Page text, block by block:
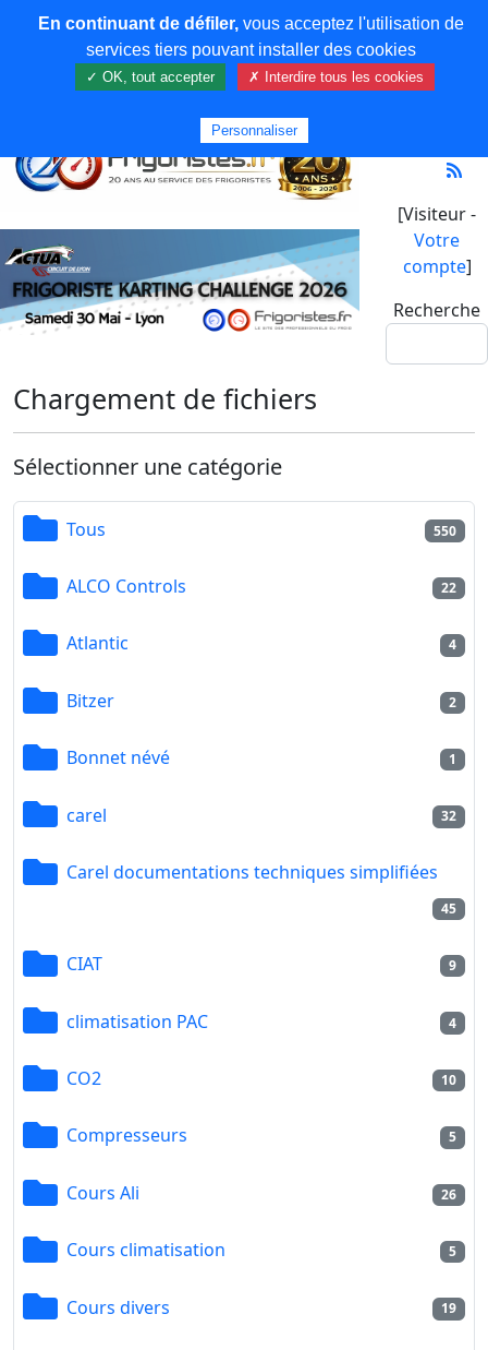
[Visiteur -
Votre
compte]
Recherche
Chargement de fichiers
Sélectionner une catégorie
Tous 550
ALCO Controls 22
Atlantic 4
Bitzer 2
Bonnet névé 1
carel 32
Carel documentations techniques simplifiées
45
CIAT 9
climatisation PAC 4
CO2 10
Compresseurs 5
Cours Ali 26
Cours climatisation 5
Cours divers 19
En continuant de défiler,vous acceptez l'utilisation de
services tiers pouvant installer des cookies
✓ OK, tout accepter ✗ Interdire tous les cookies
Personnaliser